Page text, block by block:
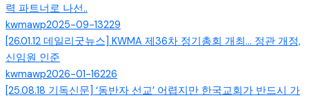
력 파트너로 나선..
kwmawp2025-09-13229
[26.01.12 데일리굿뉴스] KWMA 제36차 정기총회 개최... 정관 개정,
신임원 인준
kwmawp2026-01-16226
[25.08.18 기독신문] ‘동반자 선교’ 어렵지만 한국교회가 반드시 가